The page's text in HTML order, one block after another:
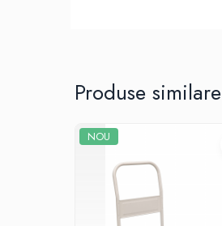
Produse similare
NOU